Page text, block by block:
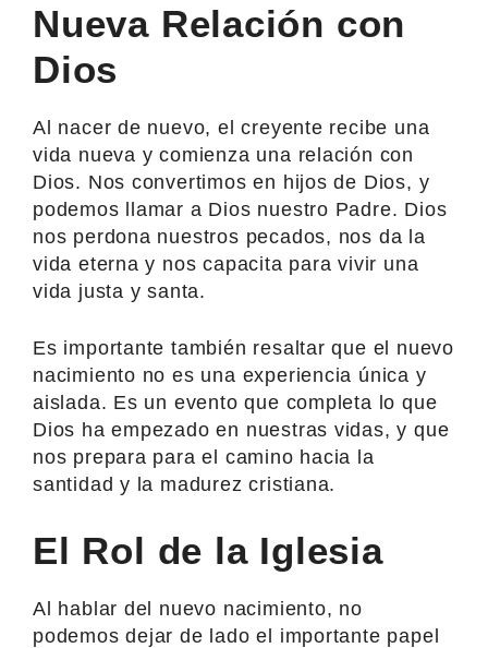
Nueva Relación con
Dios
Al nacer de nuevo, el creyente recibe una
vida nueva y comienza una relación con
Dios. Nos convertimos en hijos de Dios, y
podemos llamar a Dios nuestro Padre. Dios
nos perdona nuestros pecados, nos da la
vida eterna y nos capacita para vivir una
vida justa y santa.
Es importante también resaltar que el nuevo
nacimiento no es una experiencia única y
aislada. Es un evento que completa lo que
Dios ha empezado en nuestras vidas, y que
nos prepara para el camino hacia la
santidad y la madurez cristiana.
El Rol de la Iglesia
Al hablar del nuevo nacimiento, no
podemos dejar de lado el importante papel